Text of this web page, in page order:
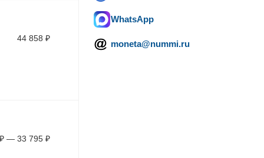
44 858 ₽
₽ — 33 795 ₽
WhatsApp
moneta@nummi.ru